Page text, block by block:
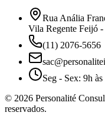
Rua Anália
Vila Regente Feijó -
(11) 2076-5656
Seg - Sex: 9h às
© 2026 Personalité
reservados.